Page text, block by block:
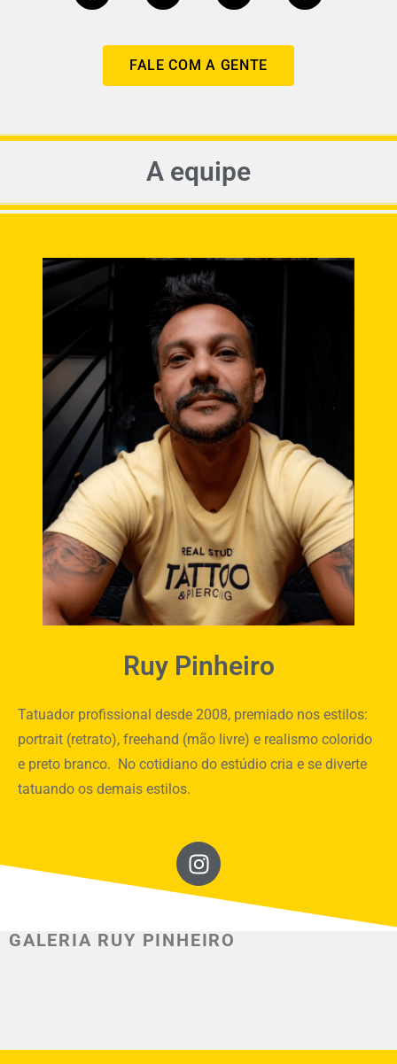
FALE COM A GENTE
A equipe
Ruy Pinheiro
Tatuador profissional desde 2008, premiado nos estilos:
portrait (retrato), freehand (mão livre) e realismo colorido
e preto branco. No cotidiano do estúdio cria e se diverte
tatuando os demais estilos.
GALERIA RUY PINHEIRO